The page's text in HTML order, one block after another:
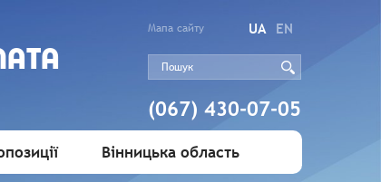
Мапа сайту UA EN
(067) 430-07-05
Вінницька область